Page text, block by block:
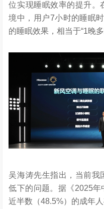
位实现睡眠效率的提升。
境中，用户7小时的睡眠
的睡眠效果，相当于“1晚多
吴海涛先生指出，当前我
低下的问题。据《2025年
近半数（48.5%）的成年